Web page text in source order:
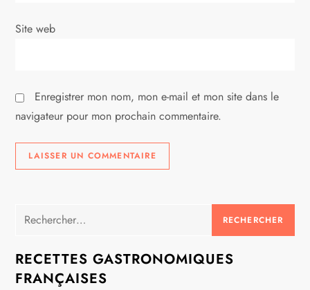
i
l
e
Site web
Enregistrer mon nom, mon e-mail et mon site dans le
navigateur pour mon prochain commentaire.
Rechercher :
RECETTES GASTRONOMIQUES
FRANÇAISES